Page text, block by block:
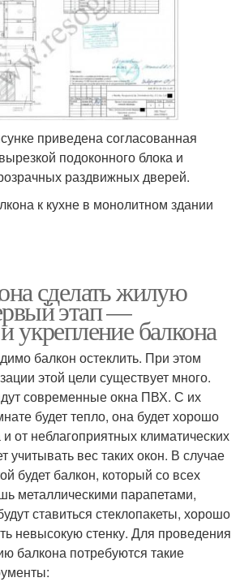
приведена согласованная
подоконного блока и
раздвижных дверей.
к кухне в монолитном здании
сделать жилую
этап —
укрепление балкона
балкон остеклить. При этом
этой цели существует много.
современные окна ПВХ. С их
будет тепло, она будет хорошо
от неблагоприятных климатических
учитывать вес таких окон. В случае
будет балкон, который со всех
металлическими парапетами,
ставиться стеклопакеты, хорошо
невысокую стенку. Для проведения
балкона потребуются такие